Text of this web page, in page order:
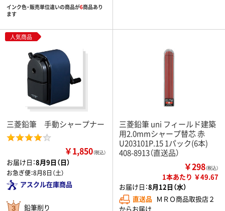
インク色・販売単位違いの商品が6商品あり
ます
人気商品
三菱鉛筆 手動シャープナー
￥1,850（税込）
お届け日：8月9日（日）
お急ぎ便：8月8日（土）
アスクル在庫商品
鉛筆削り
三菱鉛筆 uni フィールド建築
用2.0mmシャープ替芯 赤
U203101P.15 1パック(6本)
408-8913（直送品）
￥298（税込）
1本あたり ￥49.67
お届け日：8月12日（水）
直送品 ＭＲＯ商品取扱店２
からお届け